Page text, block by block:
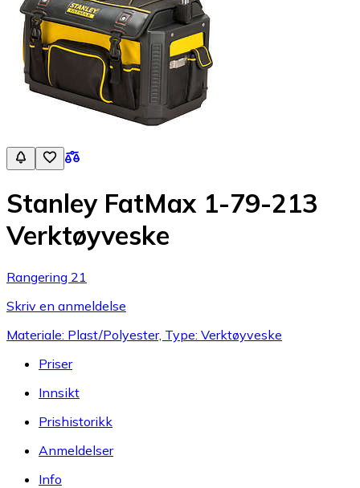
Stanley FatMax 1-79-213
Verktøyveske
Rangering 21
Skriv en anmeldelse
Materiale: Plast/Polyester, Type: Verktøyveske
Priser
Innsikt
Prishistorikk
Anmeldelser
Info